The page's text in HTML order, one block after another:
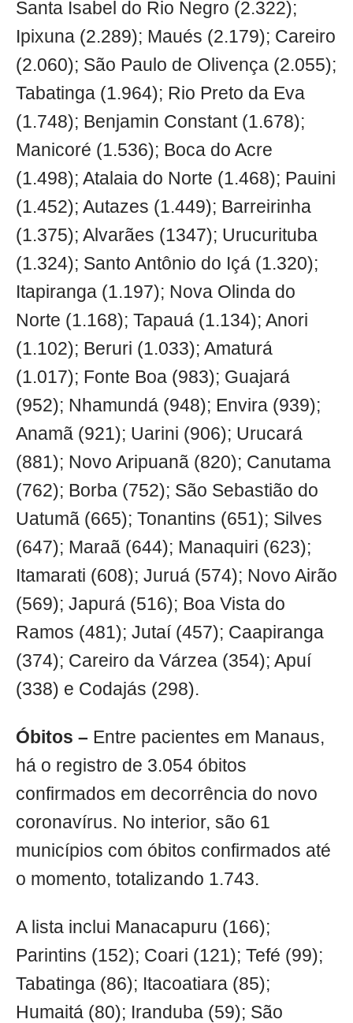
Santa Isabel do Rio Negro (2.322);
Ipixuna (2.289); Maués (2.179); Careiro
(2.060); São Paulo de Olivença (2.055);
Tabatinga (1.964); Rio Preto da Eva
(1.748); Benjamin Constant (1.678);
Manicoré (1.536); Boca do Acre
(1.498); Atalaia do Norte (1.468); Pauini
(1.452); Autazes (1.449); Barreirinha
(1.375); Alvarães (1347); Urucurituba
(1.324); Santo Antônio do Içá (1.320);
Itapiranga (1.197); Nova Olinda do
Norte (1.168); Tapauá (1.134); Anori
(1.102); Beruri (1.033); Amaturá
(1.017); Fonte Boa (983); Guajará
(952); Nhamundá (948); Envira (939);
Anamã (921); Uarini (906); Urucará
(881); Novo Aripuanã (820); Canutama
(762); Borba (752); São Sebastião do
Uatumã (665); Tonantins (651); Silves
(647); Maraã (644); Manaquiri (623);
Itamarati (608); Juruá (574); Novo Airão
(569); Japurá (516); Boa Vista do
Ramos (481); Jutaí (457); Caapiranga
(374); Careiro da Várzea (354); Apuí
(338) e Codajás (298).
Óbitos – Entre pacientes em Manaus,
há o registro de 3.054 óbitos
confirmados em decorrência do novo
coronavírus. No interior, são 61
municípios com óbitos confirmados até
o momento, totalizando 1.743.
A lista inclui Manacapuru (166);
Parintins (152); Coari (121); Tefé (99);
Tabatinga (86); Itacoatiara (85);
Humaitá (80); Iranduba (59); São